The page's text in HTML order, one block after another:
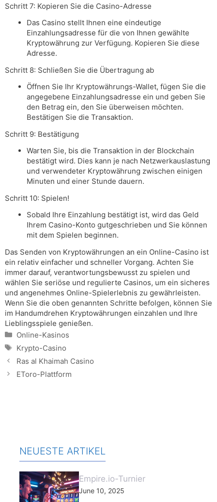
Schritt 7: Kopieren Sie die Casino-Adresse
Das Casino stellt Ihnen eine eindeutige
Einzahlungsadresse für die von Ihnen gewählte
Kryptowährung zur Verfügung. Kopieren Sie diese
Adresse.
Schritt 8: Schließen Sie die Übertragung ab
Öffnen Sie Ihr Kryptowährungs-Wallet, fügen Sie die
angegebene Einzahlungsadresse ein und geben Sie
den Betrag ein, den Sie überweisen möchten.
Bestätigen Sie die Transaktion.
Schritt 9: Bestätigung
Warten Sie, bis die Transaktion in der Blockchain
bestätigt wird. Dies kann je nach Netzwerkauslastung
und verwendeter Kryptowährung zwischen einigen
Minuten und einer Stunde dauern.
Schritt 10: Spielen!
Sobald Ihre Einzahlung bestätigt ist, wird das Geld
Ihrem Casino-Konto gutgeschrieben und Sie können
mit dem Spielen beginnen.
Das Senden von Kryptowährungen an ein Online-Casino ist
ein relativ einfacher und schneller Vorgang. Achten Sie
immer darauf, verantwortungsbewusst zu spielen und
wählen Sie seriöse und regulierte Casinos, um ein sicheres
und angenehmes Online-Spielerlebnis zu gewährleisten.
Wenn Sie die oben genannten Schritte befolgen, können Sie
im Handumdrehen Kryptowährungen einzahlen und Ihre
Lieblingsspiele genießen.
Categories
Online-Kasinos
Tags
Krypto-Casino
Ras al Khaimah Casino
EToro-Plattform
NEUESTE ARTIKEL
Empire.io-Turnier
June 10, 2025